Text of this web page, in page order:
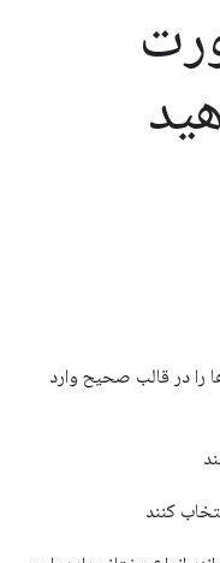
در قالب صحیح وارد
کنند